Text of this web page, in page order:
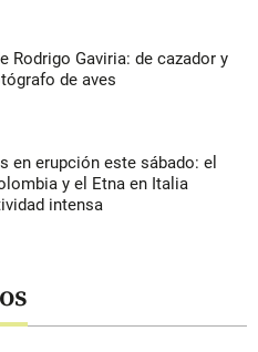
Rodrigo Gaviria: de cazador y
de aves
en erupción este sábado: el
y el Etna en Italia
intensa